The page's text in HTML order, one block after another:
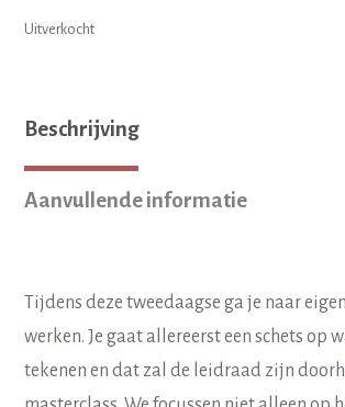
Uitverkocht
Beschrijving
Aanvullende informatie
Tijdens deze tweedaagse ga je naar
werken. Je gaat allereerst een schets op
tekenen en dat zal de leidraad zijn